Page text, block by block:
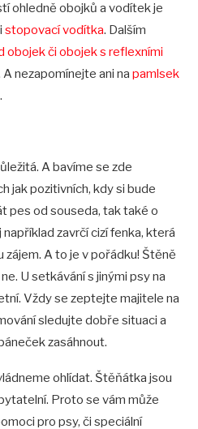
ohledně obojků a vodítek je
stopovací vodítka. Dalším
obojek či obojek s reflexními
nezapomínejte ani na pamlsek
A bavíme se zde
jak pozitivních, kdy si bude
pes od souseda, tak také o
zavrčí cizí fenka, která
zájem. A to je v pořádku! Štěně
U setkávání s jinými psy na
Vždy se zeptejte majitele na
sledujte dobře situaci a
zasáhnout.
ohlídat. Štěňátka jsou
Proto se vám může
pro psy, či speciální